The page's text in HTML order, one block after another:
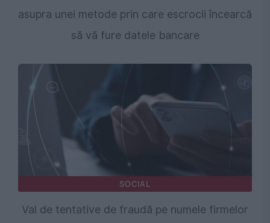
asupra unei metode prin care escrocii încearcă
să vă fure datele bancare
SOCIAL
Val de tentative de fraudă pe numele firmelor